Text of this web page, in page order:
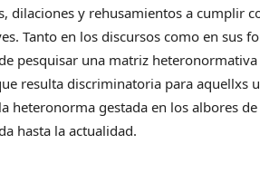
dilaciones y rehusamientos a cumplir
Tanto en los discursos como en sus
pesquisar una matriz
resulta discriminatoria para aquellxs
heteronorma gestada en los albores
hasta la actualidad.